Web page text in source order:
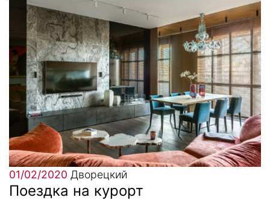
01/02/2020 Дворецкий
Поездка на курорт